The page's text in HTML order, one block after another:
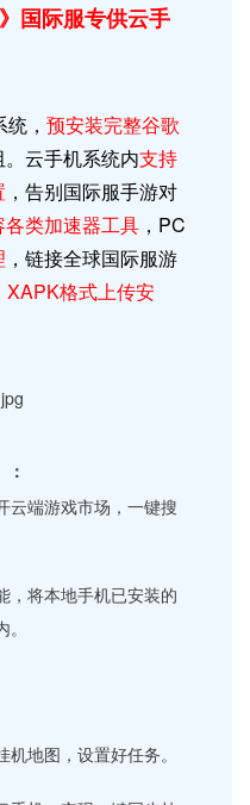
国际服专供云手
统，预安装完整谷歌
。云手机系统内支持
，告别国际服手游对
类加速器工具 ，PC
，链接全球国际服游
XAPK格式上传安
云端游戏市场，一键搜
，将本地手机已安装的
地图，设置好任务。